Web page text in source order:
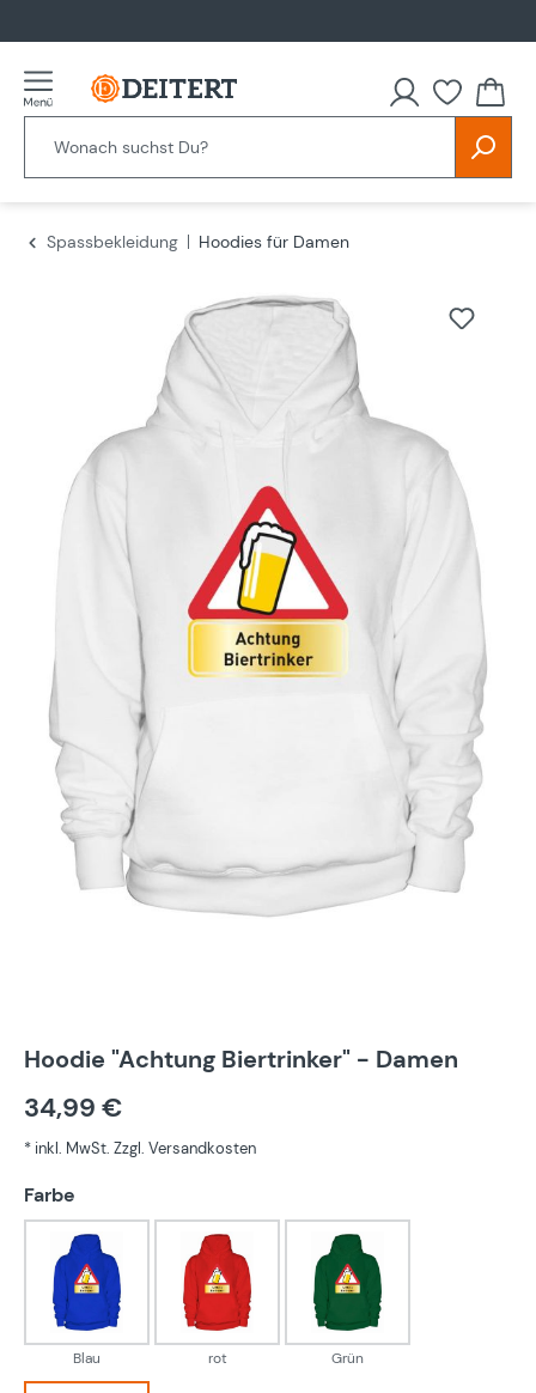
Spassbekleidung
Hoodies für Damen
Hoodie "Achtung Biertrinker" - Damen
34,99 €
* inkl. MwSt. Zzgl. Versandkosten
Farbe
Blau
Blau
rot
rot
Grün
Grün